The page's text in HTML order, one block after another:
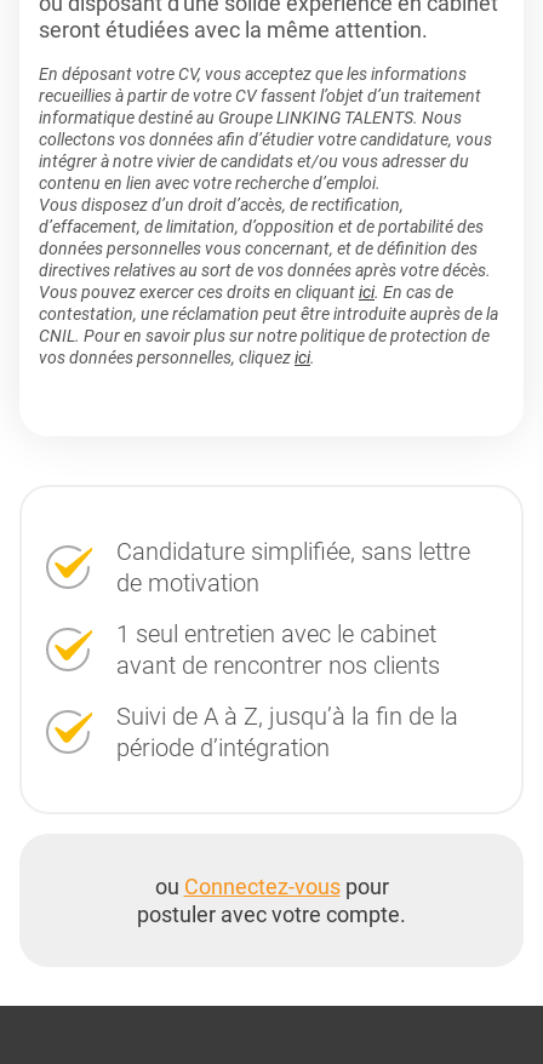
seront étudiées avec la même attention.
En déposant votre CV, vous acceptez que les informations
recueillies à partir de votre CV fassent l’objet d’un traitement
informatique destiné au Groupe LINKING TALENTS. Nous
collectons vos données afin d’étudier votre candidature, vous
intégrer à notre vivier de candidats et/ou vous adresser du
contenu en lien avec votre recherche d’emploi.
Vous disposez d’un droit d’accès, de rectification,
d’effacement, de limitation, d’opposition et de portabilité des
données personnelles vous concernant, et de définition des
directives relatives au sort de vos données après votre décès.
Vous pouvez exercer ces droits en cliquantici. En cas de
contestation, une réclamation peut être introduite auprès de la
CNIL. Pour en savoir plus sur notre politique de protection de
vos données personnelles, cliquezici.
Candidature simplifiée, sans lettre
de motivation
1 seul entretien avec le cabinet
avant de rencontrer nos clients
Suivi de A à Z, jusqu’à la fin de la
période d’intégration
ou Connectez-vouspour
postuler avec votre compte.